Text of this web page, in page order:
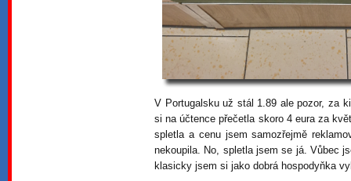
V Portugalsku už stál 1.89 ale pozor, za
si na účtence přečetla skoro 4 eura za
spletla a cenu jsem samozřejmě
nekoupila. No, spletla jsem se já. Vůbec
klasicky jsem si jako dobrá hospodyňka